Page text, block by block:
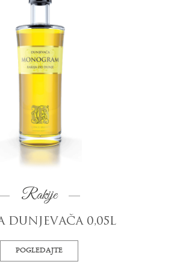
Rakije
DUNJEVAČA 0,05L
POGLEDAJTE